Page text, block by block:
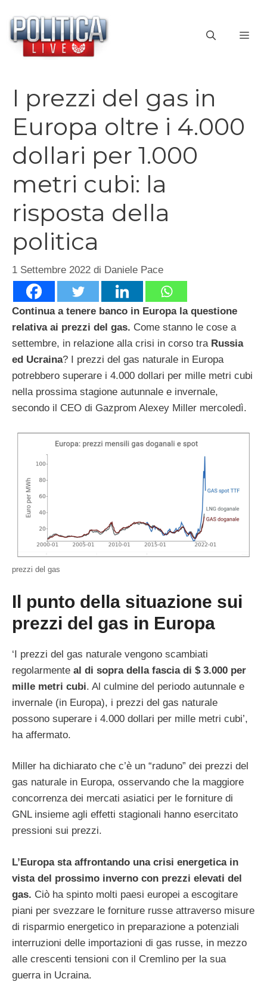
contenuto
I prezzi del gas in
Europa oltre i 4.000
dollari per 1.000
metri cubi: la
risposta della
politica
1 Settembre 2022 di Daniele Pace
Continua a tenere banco in Europa la questione
relativa ai prezzi del gas. Come stanno le cose a
settembre, in relazione alla crisi in corso tra Russia
ed Ucraina? I prezzi del gas naturale in Europa
potrebbero superare i 4.000 dollari per mille metri cubi
nella prossima stagione autunnale e invernale,
secondo il CEO di Gazprom Alexey Miller mercoledì.
prezzi del gas
Il punto della situazione sui
prezzi del gas in Europa
‘I prezzi del gas naturale vengono scambiati
regolarmente al di sopra della fascia di $ 3.000 per
mille metri cubi. Al culmine del periodo autunnale e
invernale (in Europa), i prezzi del gas naturale
possono superare i 4.000 dollari per mille metri cubi’,
ha affermato.
Miller ha dichiarato che c’è un “raduno” dei prezzi del
gas naturale in Europa, osservando che la maggiore
concorrenza dei mercati asiatici per le forniture di
GNL insieme agli effetti stagionali hanno esercitato
pressioni sui prezzi.
L’Europa sta affrontando una crisi energetica in
vista del prossimo inverno con prezzi elevati del
gas. Ciò ha spinto molti paesi europei a escogitare
piani per svezzare le forniture russe attraverso misure
di risparmio energetico in preparazione a potenziali
interruzioni delle importazioni di gas russe, in mezzo
alle crescenti tensioni con il Cremlino per la sua
guerra in Ucraina.